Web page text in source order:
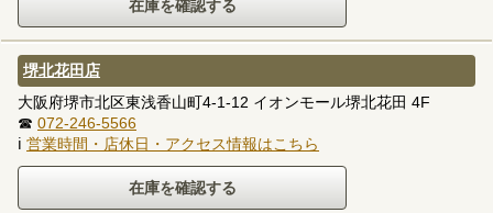
堺北花田店
大阪府堺市北区東浅香山町4-1-12 イオンモール堺北花田 4F
☎ 072-246-5566
ℹ 営業時間・店休日・アクセス情報はこちら